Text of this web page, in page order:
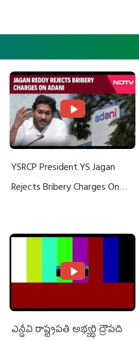
YSRCP President YS Jagan
Rejects Bribery Charges On
ఎన్డీఏ రాష్ట్ర‌ప‌తి అభ్య‌ర్థి ద్రౌప‌ది